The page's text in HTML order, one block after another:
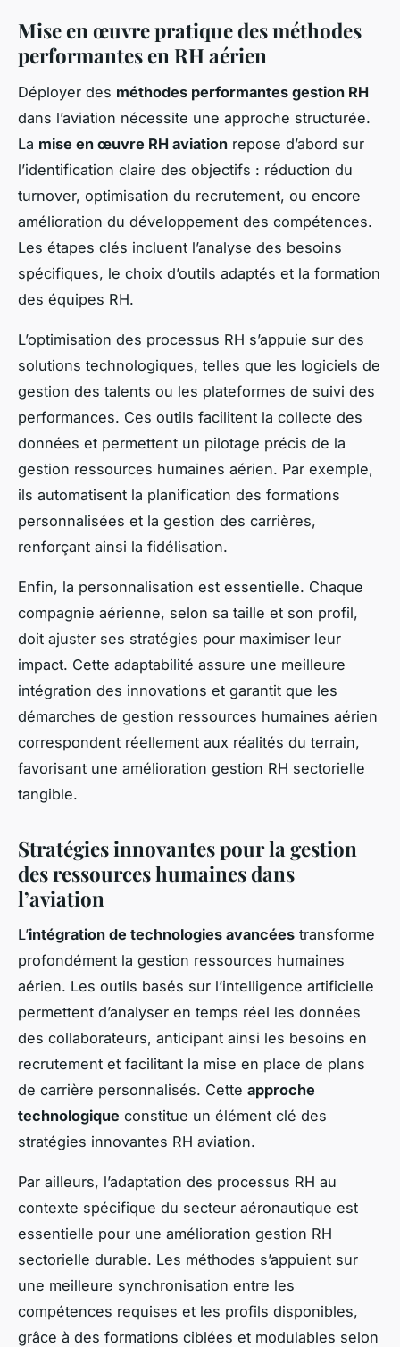
Mise en œuvre pratique des méthodes
performantes en RH aérien
Déployer des méthodes performantes gestion RH
dans l’aviation nécessite une approche structurée.
La mise en œuvre RH aviation repose d’abord sur
l’identification claire des objectifs : réduction du
turnover, optimisation du recrutement, ou encore
amélioration du développement des compétences.
Les étapes clés incluent l’analyse des besoins
spécifiques, le choix d’outils adaptés et la formation
des équipes RH.
L’optimisation des processus RH s’appuie sur des
solutions technologiques, telles que les logiciels de
gestion des talents ou les plateformes de suivi des
performances. Ces outils facilitent la collecte des
données et permettent un pilotage précis de la
gestion ressources humaines aérien. Par exemple,
ils automatisent la planification des formations
personnalisées et la gestion des carrières,
renforçant ainsi la fidélisation.
Enfin, la personnalisation est essentielle. Chaque
compagnie aérienne, selon sa taille et son profil,
doit ajuster ses stratégies pour maximiser leur
impact. Cette adaptabilité assure une meilleure
intégration des innovations et garantit que les
démarches de gestion ressources humaines aérien
correspondent réellement aux réalités du terrain,
favorisant une amélioration gestion RH sectorielle
tangible.
Stratégies innovantes pour la gestion
des ressources humaines dans
l’aviation
L’intégration de technologies avancées transforme
profondément la gestion ressources humaines
aérien. Les outils basés sur l’intelligence artificielle
permettent d’analyser en temps réel les données
des collaborateurs, anticipant ainsi les besoins en
recrutement et facilitant la mise en place de plans
de carrière personnalisés. Cette approche
technologique constitue un élément clé des
stratégies innovantes RH aviation.
Par ailleurs, l’adaptation des processus RH au
contexte spécifique du secteur aéronautique est
essentielle pour une amélioration gestion RH
sectorielle durable. Les méthodes s’appuient sur
une meilleure synchronisation entre les
compétences requises et les profils disponibles,
grâce à des formations ciblées et modulables selon